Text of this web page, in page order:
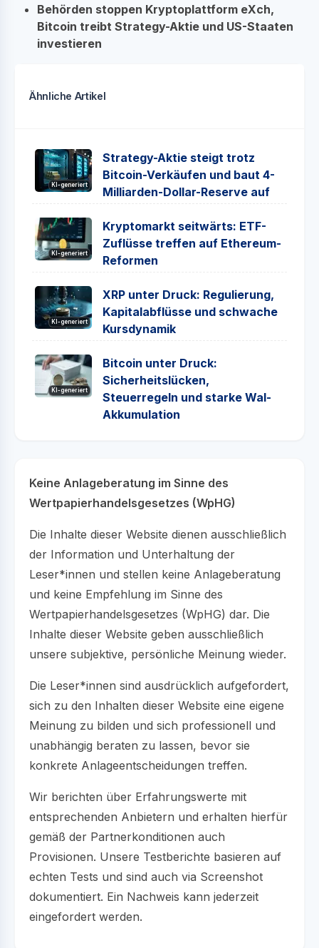
Behörden stoppen Kryptoplattform eXch,
Bitcoin treibt Strategy-Aktie und US-Staaten
investieren
Ähnliche Artikel
KI-generiert
Strategy-Aktie steigt trotz
Bitcoin-Verkäufen und baut 4-
Milliarden-Dollar-Reserve auf
KI-generiert
Kryptomarkt seitwärts: ETF-
Zuflüsse treffen auf Ethereum-
Reformen
KI-generiert
XRP unter Druck: Regulierung,
Kapitalabflüsse und schwache
Kursdynamik
KI-generiert
Bitcoin unter Druck:
Sicherheitslücken,
Steuerregeln und starke Wal-
Akkumulation
Keine Anlageberatung im Sinne des
Wertpapierhandelsgesetzes (WpHG)
Die Inhalte dieser Website dienen ausschließlich
der Information und Unterhaltung der
Leser*innen und stellen keine Anlageberatung
und keine Empfehlung im Sinne des
Wertpapierhandelsgesetzes (WpHG) dar. Die
Inhalte dieser Website geben ausschließlich
unsere subjektive, persönliche Meinung wieder.
Die Leser*innen sind ausdrücklich aufgefordert,
sich zu den Inhalten dieser Website eine eigene
Meinung zu bilden und sich professionell und
unabhängig beraten zu lassen, bevor sie
konkrete Anlageentscheidungen treffen.
Wir berichten über Erfahrungswerte mit
entsprechenden Anbietern und erhalten hierfür
gemäß der Partnerkonditionen auch
Provisionen. Unsere Testberichte basieren auf
echten Tests und sind auch via Screenshot
dokumentiert. Ein Nachweis kann jederzeit
eingefordert werden.